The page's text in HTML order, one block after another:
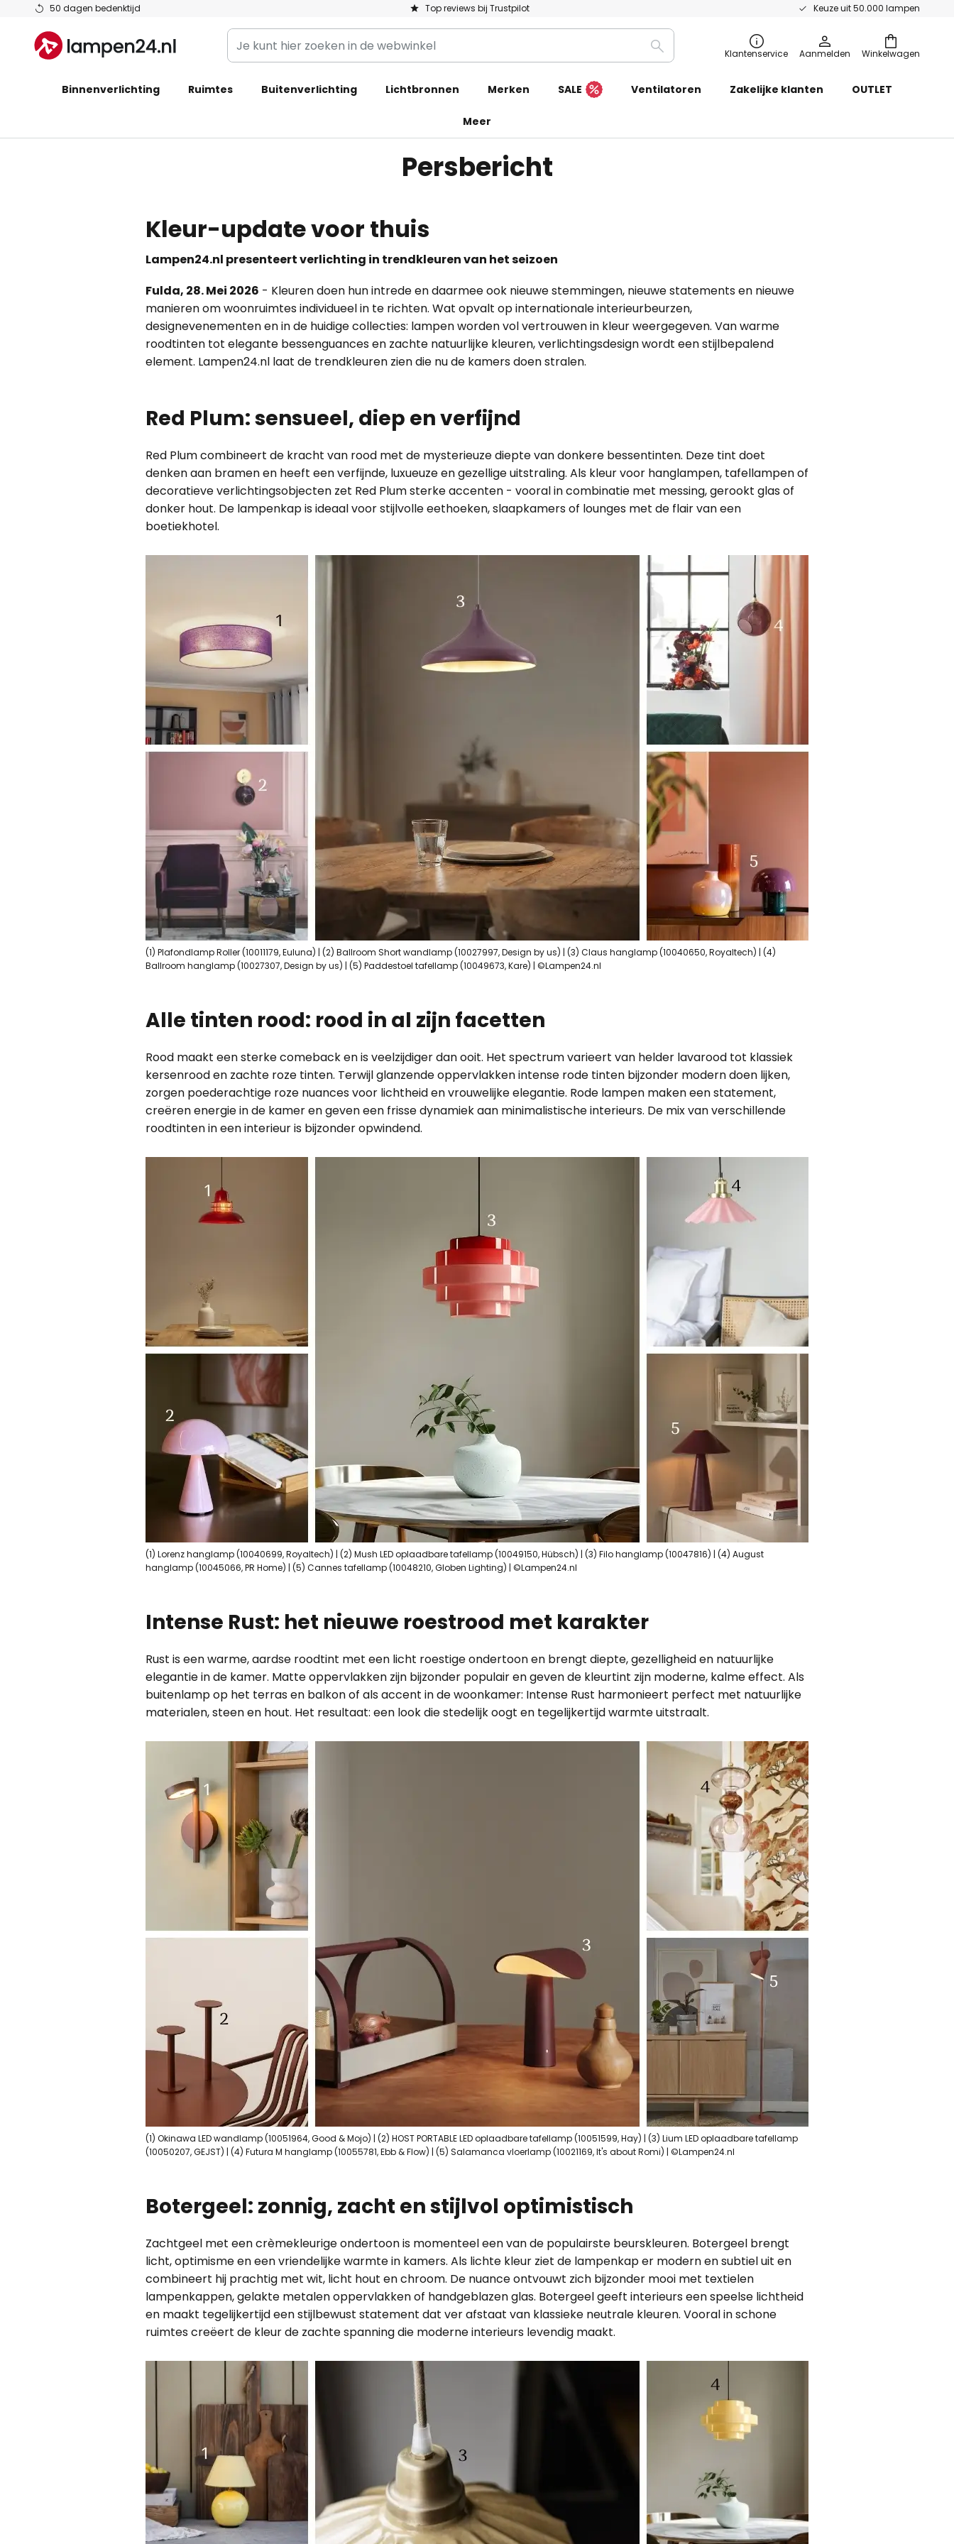
50 dagen bedenktijd Top reviews bij Trustpilot Keuze uit 50.000 lampen
Ga
de
inhoud
Winkelwagen
Je
kunt
zoeken
webwinkel
Zoeken Klantenservice Aanmelden
Binnenverlichting Ruimtes Buitenverlichting Lichtbronnen Merken SALE Ventilatoren Zakelijke klanten OUTLET
Meer
Persbericht
Kleur-update voor thuis
Lampen24.nl presenteert verlichting in trendkleuren van het seizoen
Fulda, 28. Mei 2026 - Kleuren doen hun intrede en daarmee ook nieuwe stemmingen, nieuwe statements en nieuwe
manieren om woonruimtes individueel in te richten. Wat opvalt op internationale interieurbeurzen,
designevenementen en in de huidige collecties: lampen worden vol vertrouwen in kleur weergegeven. Van warme
roodtinten tot elegante bessenguances en zachte natuurlijke kleuren, verlichtingsdesign wordt een stijlbepalend
element. Lampen24.nl laat de trendkleuren zien die nu de kamers doen stralen.
Red Plum: sensueel, diep en verfijnd
Red Plum combineert de kracht van rood met de mysterieuze diepte van donkere bessentinten. Deze tint doet
denken aan bramen en heeft een verfijnde, luxueuze en gezellige uitstraling. Als kleur voor hanglampen, tafellampen of
decoratieve verlichtingsobjecten zet Red Plum sterke accenten - vooral in combinatie met messing, gerookt glas of
donker hout. De lampenkap is ideaal voor stijlvolle eethoeken, slaapkamers of lounges met de flair van een
boetiekhotel.
(1) Plafondlamp Roller (10011179, Euluna) | (2) Ballroom Short wandlamp (10027997, Design by us) | (3) Claus hanglamp (10040650, Royaltech) | (4)
Ballroom hanglamp (10027307, Design by us) | (5) Paddestoel tafellamp (10049673, Kare) | ©Lampen24.nl
Alle tinten rood: rood in al zijn facetten
Rood maakt een sterke comeback en is veelzijdiger dan ooit. Het spectrum varieert van helder lavarood tot klassiek
kersenrood en zachte roze tinten. Terwijl glanzende oppervlakken intense rode tinten bijzonder modern doen lijken,
zorgen poederachtige roze nuances voor lichtheid en vrouwelijke elegantie. Rode lampen maken een statement,
creëren energie in de kamer en geven een frisse dynamiek aan minimalistische interieurs. De mix van verschillende
roodtinten in een interieur is bijzonder opwindend.
(1) Lorenz hanglamp (10040699, Royaltech) | (2) Mush LED oplaadbare tafellamp (10049150, Hübsch) | (3) Filo hanglamp (10047816) | (4) August
hanglamp (10045066, PR Home) | (5) Cannes tafellamp (10048210, Globen Lighting) | ©Lampen24.nl
Intense Rust: het nieuwe roestrood met karakter
Rust is een warme, aardse roodtint met een licht roestige ondertoon en brengt diepte, gezelligheid en natuurlijke
elegantie in de kamer. Matte oppervlakken zijn bijzonder populair en geven de kleurtint zijn moderne, kalme effect. Als
buitenlamp op het terras en balkon of als accent in de woonkamer: Intense Rust harmonieert perfect met natuurlijke
materialen, steen en hout. Het resultaat: een look die stedelijk oogt en tegelijkertijd warmte uitstraalt.
(1) Okinawa LED wandlamp (10051964, Good & Mojo) | (2) HOST PORTABLE LED oplaadbare tafellamp (10051599, Hay) | (3) Lium LED oplaadbare tafellamp
(10050207, GEJST) | (4) Futura M hanglamp (10055781, Ebb & Flow) | (5) Salamanca vloerlamp (10021169, It's about Romi) | ©Lampen24.nl
Botergeel: zonnig, zacht en stijlvol optimistisch
Zachtgeel met een crèmekleurige ondertoon is momenteel een van de populairste beurskleuren. Botergeel brengt
licht, optimisme en een vriendelijke warmte in kamers. Als lichte kleur ziet de lampenkap er modern en subtiel uit en
combineert hij prachtig met wit, licht hout en chroom. De nuance ontvouwt zich bijzonder mooi met textielen
lampenkappen, gelakte metalen oppervlakken of handgeblazen glas. Botergeel geeft interieurs een speelse lichtheid
en maakt tegelijkertijd een stijlbewust statement dat ver afstaat van klassieke neutrale kleuren. Vooral in schone
ruimtes creëert de kleur de zachte spanning die moderne interieurs levendig maakt.